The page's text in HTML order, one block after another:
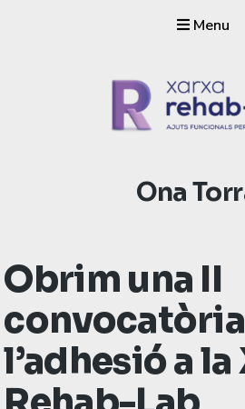
Menu
impressió 3D
Autor:
Ona
Obrim una II
l’adhesió a la